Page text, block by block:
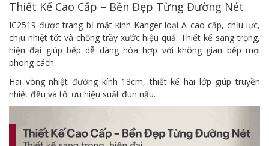
Thiết Kế Cao Cấp – Bền Đẹp Từng Đường Nét
IC2519 được trang bị mặt kính Kanger loại A cao cấp, chịu lực,
chịu nhiệt tốt và chống trầy xước hiệu quả. Thiết kế sang trọng,
hiện đại giúp bếp dễ dàng hòa hợp với không gian bếp mọi
phong cách.
Hai vòng nhiệt đường kính 18cm, thiết kế hai lớp giúp truyền
nhiệt đều và tối ưu hiệu suất đun nấu.